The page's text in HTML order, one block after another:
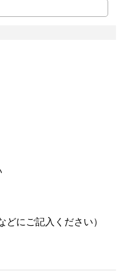
どにご記入ください）